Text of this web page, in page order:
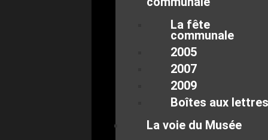
La fête
communale
2005
2007
2009
Boîtes aux lettres
La voie du Musée